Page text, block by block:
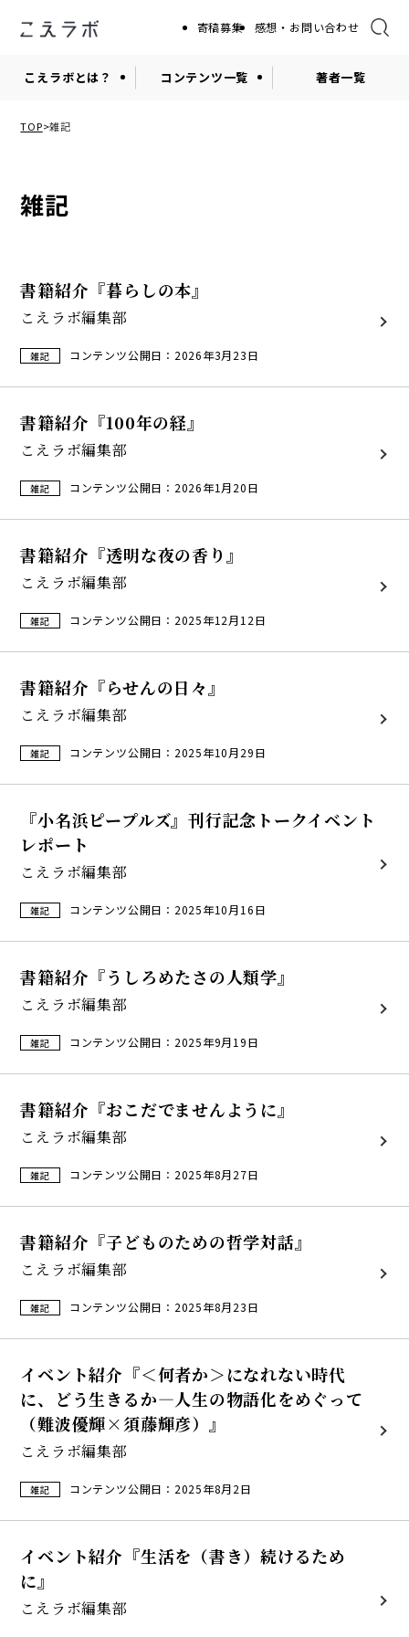
寄稿募集 感想・お問い合わせ
こえラボとは？ コンテンツ一覧 著者一覧
TOP 雑記
雑記
書籍紹介『暮らしの本』
こえラボ編集部
雑記 コンテンツ公開日：2026年3月23日
書籍紹介『100年の経』
こえラボ編集部
雑記 コンテンツ公開日：2026年1月20日
書籍紹介『透明な夜の香り』
こえラボ編集部
雑記 コンテンツ公開日：2025年12月12日
書籍紹介『らせんの日々』
こえラボ編集部
雑記 コンテンツ公開日：2025年10月29日
『小名浜ピープルズ』刊行記念トークイベント
レポート
こえラボ編集部
雑記 コンテンツ公開日：2025年10月16日
書籍紹介『うしろめたさの人類学』
こえラボ編集部
雑記 コンテンツ公開日：2025年9月19日
書籍紹介『おこだでませんように』
こえラボ編集部
雑記 コンテンツ公開日：2025年8月27日
書籍紹介『子どものための哲学対話』
こえラボ編集部
雑記 コンテンツ公開日：2025年8月23日
イベント紹介『＜何者か＞になれない時代
に、どう生きるか―人生の物語化をめぐって
（難波優輝×須藤輝彦）』
こえラボ編集部
雑記 コンテンツ公開日：2025年8月2日
イベント紹介『生活を（書き）続けるため
に』
こえラボ編集部